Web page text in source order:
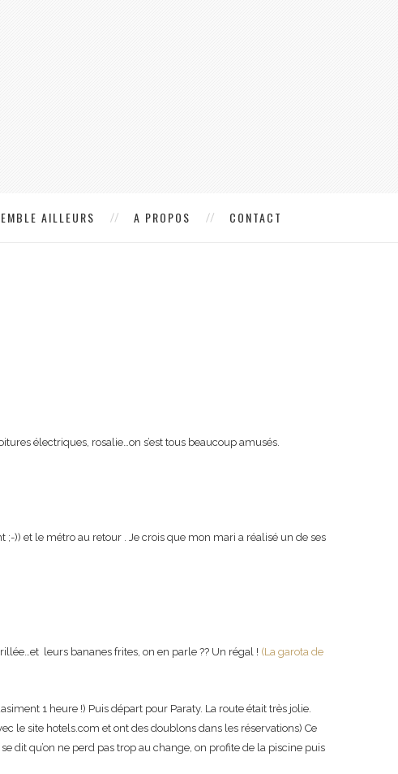
AILLEURS A PROPOS CONTACT
électriques, rosalie…on s’est tous beaucoup amusés.
)) et le métro au retour . Je crois que mon mari a réalisé un de ses
leurs bananes frites, on en parle ?? Un régal ! (La garota de
1 heure !) Puis départ pour Paraty. La route était très jolie.
le site hotels.com et ont des doublons dans les réservations) Ce
dit qu’on ne perd pas trop au change, on profite de la piscine puis